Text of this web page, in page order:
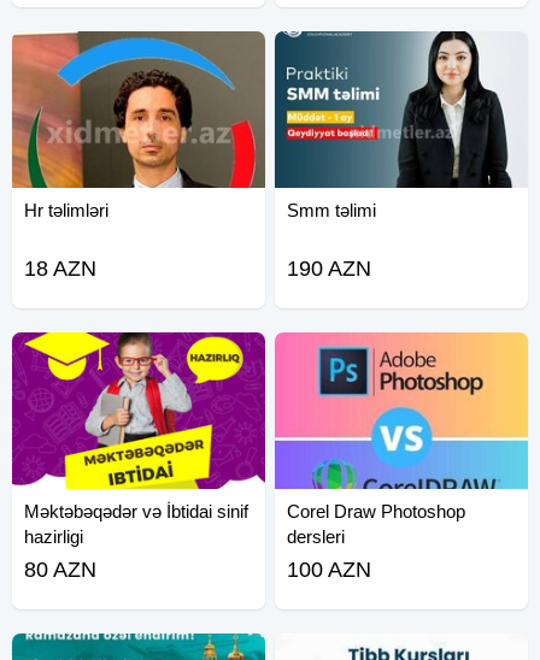
Hr təlimləri
18 AZN
Smm təlimi
190 AZN
Məktəbəqədər və İbtidai sinif
hazirligi
80 AZN
Corel Draw Photoshop
dersleri
100 AZN